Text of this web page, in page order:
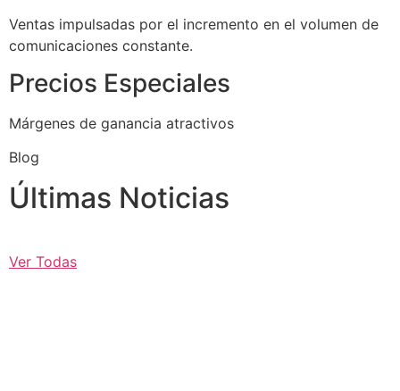
Ventas impulsadas por el incremento en el volumen de
comunicaciones constante.
Precios Especiales
Márgenes de ganancia atractivos
Blog
Últimas Noticias
Ver Todas